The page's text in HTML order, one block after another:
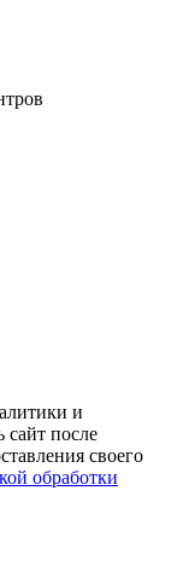
и
сайт после
своего
обработки